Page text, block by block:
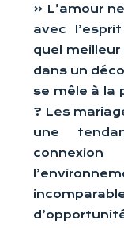
« L’amour
avec
quel meilleur
dans un
se mêle à la
? Les
une